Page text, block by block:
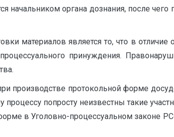
органа дознания, после чего
материалов является то, что в
принуждения.
производстве протокольной форме
попросту неизвестны такие
в Уголовно-процессуальном законе